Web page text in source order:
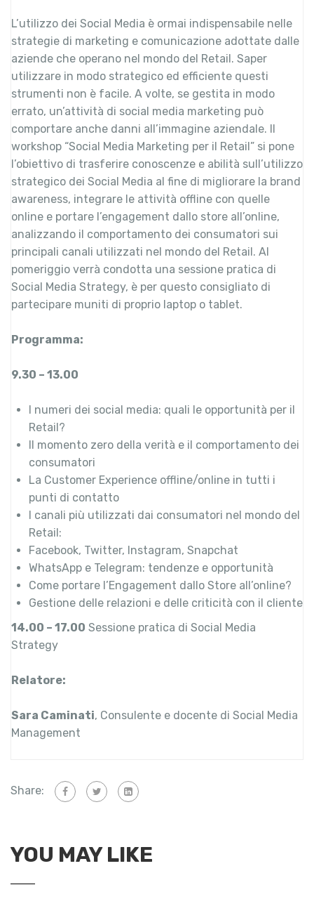
L’utilizzo dei Social Media è ormai indispensabile nelle
strategie di marketing e comunicazione adottate dalle
aziende che operano nel mondo del Retail. Saper
utilizzare in modo strategico ed efficiente questi
strumenti non è facile. A volte, se gestita in modo
errato, un’attività di social media marketing può
comportare anche danni all’immagine aziendale. Il
workshop “Social Media Marketing per il Retail” si pone
l’obiettivo di trasferire conoscenze e abilità sull’utilizzo
strategico dei Social Media al fine di migliorare la brand
awareness, integrare le attività offline con quelle
online e portare l’engagement dallo store all’online,
analizzando il comportamento dei consumatori sui
principali canali utilizzati nel mondo del Retail. Al
pomeriggio verrà condotta una sessione pratica di
Social Media Strategy, è per questo consigliato di
partecipare muniti di proprio laptop o tablet.
Programma:
9.30 – 13.00
I numeri dei social media: quali le opportunità per il
Retail?
Il momento zero della verità e il comportamento dei
consumatori
La Customer Experience offline/online in tutti i
punti di contatto
I canali più utilizzati dai consumatori nel mondo del
Retail:
Facebook, Twitter, Instagram, Snapchat
WhatsApp e Telegram: tendenze e opportunità
Come portare l’Engagement dallo Store all’online?
Gestione delle relazioni e delle criticità con il cliente
14.00 – 17.00 Sessione pratica di Social Media
Strategy
Relatore:
Sara Caminati, Consulente e docente di Social Media
Management
Share:
YOU MAY LIKE